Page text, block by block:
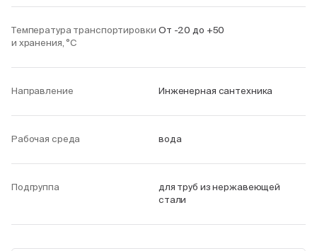
Температура транспортировки
и хранения, °С
От -20 до +50
Направление Инженерная сантехника
Рабочая среда вода
Подгруппа
для труб из нержавеющей
стали